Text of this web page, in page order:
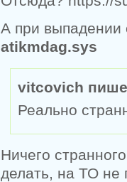
А при выпадении
atikmdag.sys
vitcovich
Реально
Ничего
делать, на ТО не